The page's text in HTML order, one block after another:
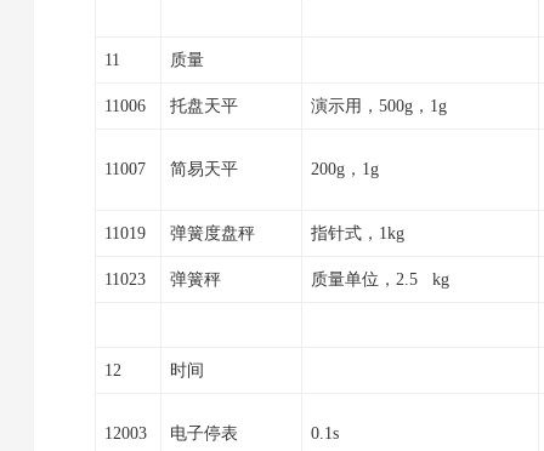
11 质量
11006 托盘天平 演示用，500g，1g
11007 简易天平 200g，1g
11019 弹簧度盘秤 指针式，1kg
11023 弹簧秤 质量单位，2.5 kg
12 时间
12003 电子停表 0.1s